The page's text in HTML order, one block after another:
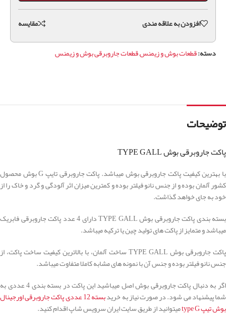
افزودن به علاقه مندی مقايسه
دسته:قطعات بوش و زیمنس,قطعات جاروبرقی بوش و زیمنس
توضیحات
پاکت جاروبرقی بوش TYPE GALL
با بهترین کیفیت پاکت جاروبرقی بوش میباشد. پاکت جاروبرقی تایپ G بوش محصول
کشور آلمان بوده و از جنس نانو فیلتر بوده و کمترین میزان اثر آلودگی و گرد و خاک را از
خود به جای خواهد گذاشت.
بسته بندی پاکت جاروبرقی بوش TYPE GALL دارای 4 عدد پاکت جاروبرقی فابریک
میباشد و متمایز از پاکت های تولید چین یا ترکیه میباشد.
پاکت جاروبرقی بوش TYPE GALL ساخت آلمان، با بالاترین کیفیت ساخت پاکت، از
جنس نانو فیلتر بوده و جنس آن با نمونه های مشابه کاملا متفاوت میباشد.
اگر به دنبال پاکت جاروبرقی بوش اصل میباشید این پاکت در بسته بندی 4 عددی به
شما پیشنهاد می شود. در صورت نیاز به خرید
بسته 12 عددی پاکت جاروبرقی اورجینال
بوش تیپ type G
میتوانید از طریق سایت ایران سرویس شاپ اقدام کنید.